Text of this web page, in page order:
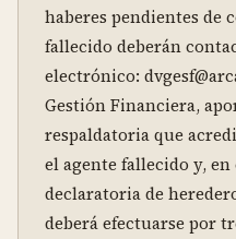
haberes pendientes de
fallecido deberán
electrónico:
Gestión Financiera,
respaldatoria que
el agente fallecido y,
declaratoria de
deberá efectuarse por